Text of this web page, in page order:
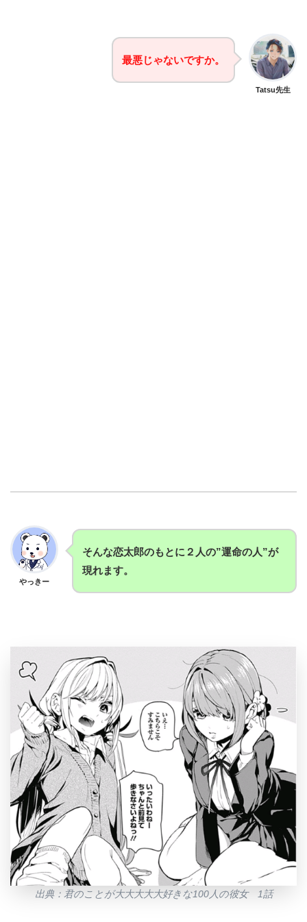
Tatsu先生
最悪じゃないですか。
やっきー
そんな恋太郎のもとに２人の”運命の人”が
現れます。
出典：君のことが大大大大大好きな100人の彼女 1話